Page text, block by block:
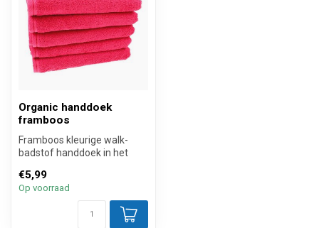
Organic handdoek
framboos
Framboos kleurige walk-
badstof handdoek in het
hand...
€5,99
Op voorraad